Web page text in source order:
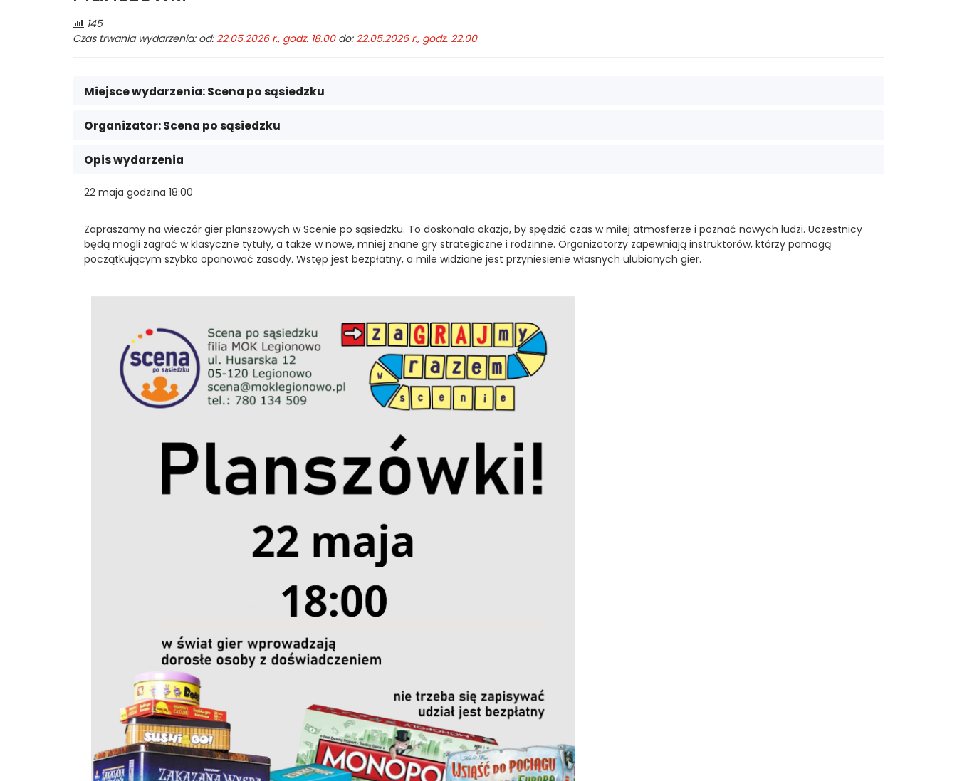
Liczba
odwiedzających:
145
Czas trwania wydarzenia: od:22.05.2026 r., godz. 18.00do:22.05.2026 r., godz. 22.00
Miejsce wydarzenia:Scena po sąsiedzku
Organizator:Scena po sąsiedzku
Opis wydarzenia
22 maja godzina 18:00
Zapraszamy na wieczór gier planszowych w Scenie po sąsiedzku. To doskonała okazja, by spędzić czas w miłej atmosferze i poznać nowych ludzi. Uczestnicy
będą mogli zagrać w klasyczne tytuły, a także w nowe, mniej znane gry strategiczne i rodzinne. Organizatorzy zapewniają instruktorów, którzy pomogą
początkującym szybko opanować zasady. Wstęp jest bezpłatny, a mile widziane jest przyniesienie własnych ulubionych gier.